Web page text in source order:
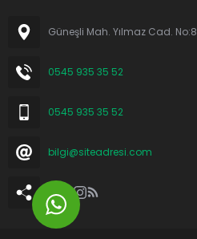
Güneşli Mah. Yılmaz Cad. No:8
0545 935 35 52
0545 935 35 52
bilgi@siteadresi.com